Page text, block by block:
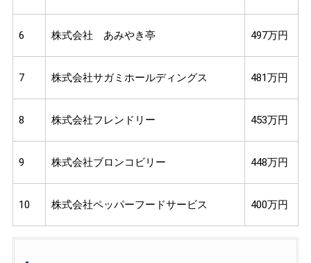
6 株式会社 あみやき亭 497万円
7 株式会社サガミホールディングス 481万円
8 株式会社フレンドリー 453万円
9 株式会社ブロンコビリー 448万円
10 株式会社ペッパーフードサービス 400万円